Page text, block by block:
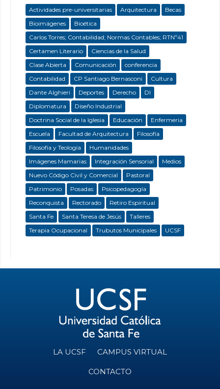
Actividades pre-universitarias Arquitectura
Becas
Bioimágenes
Bioética
Carlos Torres; Contabilidad; Normas Contables; RTNº41
Certamen Literario
Ciencias de la Salud
Clase Abierta
Comunicación
conferencia
Contabilidad
CP Santiago Bernasconi
Cultura
Dante Alghieri
Deportes Derecho
DI
Diplomatura
Diseño Industrial
Doctrina Social de la Iglesia
Educación
Enfermeria
Escuela
Facultad de Arquitectura
Filosofía
Filosofía y Teología
Humanidades
Imágenes Mamarias
Integración Sensorial
Medios
Nuevo Código Civil y Comercial
Pastoral
Patrimonio
Posadas
Psicopedagogía
Reconquista
Rectorado
Retiro Espiritual
Santa Fe
Santa Teresa de Jesús
Talleres
Terapia Ocupacional
Trubutos Municipales UCSF
LA UCSF CAMPUS VIRTUAL
CONTACTO